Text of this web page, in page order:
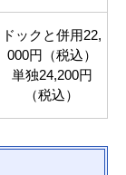
ドックと併用22,
000円（税込）
単独24,200円
（税込）